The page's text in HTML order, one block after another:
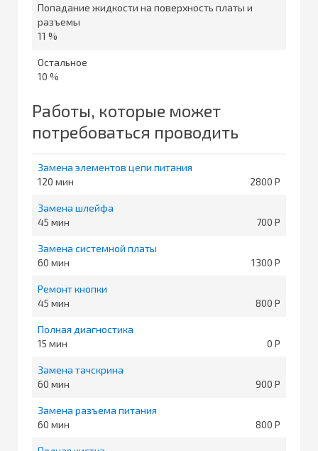
Попадание жидкости на поверхность платы и
разъемы
11 %
Остальное
10 %
Работы, которые может
потребоваться проводить
Замена элементов цепи питания
120
2800
Замена шлейфа
45
700
Замена системной платы
60
1300
Ремонт кнопки
45
800
Полная диагностика
15
0
Замена тачскрина
60
900
Замена разъема питания
60
800